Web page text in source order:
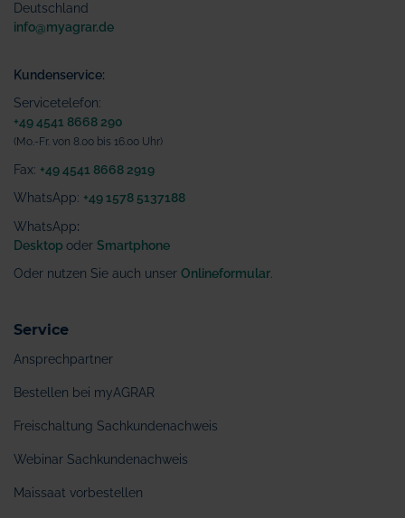
Deutschland
info@myagrar.de
Kundenservice:
Servicetelefon:
+49 4541 8668 290
(Mo.-Fr. von 8.00 bis 16.00 Uhr)
Fax: +49 4541 8668 2919
WhatsApp: +49 1578 5137188
WhatsApp:
Desktop oder Smartphone
Oder nutzen Sie auch unser Onlineformular
Service
Ansprechpartner
Bestellen bei myAGRAR
Freischaltung Sachkundenachweis
Webinar Sachkundenachweis
Maissaat vorbestellen